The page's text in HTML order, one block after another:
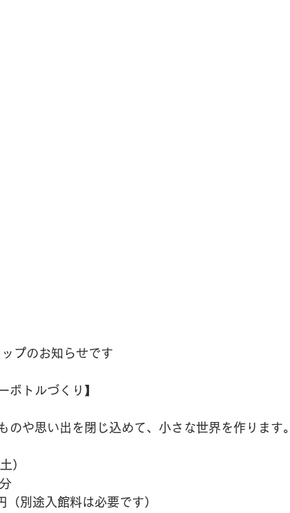
プのお知らせです
ボトルづくり】
のや思い出を閉じ込めて、小さな世界を作ります。
）
別途入館料は必要です）